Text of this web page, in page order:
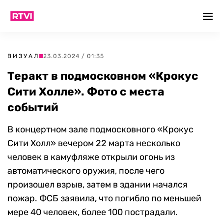
ВИЗУАЛ 23.03.2024 / 01:35
Теракт в подмосковном «Крокус
Сити Холле». Фото с места
событий
В концертном зале подмосковного «Крокус
Сити Холл» вечером 22 марта несколько
человек в камуфляже открыли огонь из
автоматического оружия, после чего
произошел взрыв, затем в здании начался
пожар. ФСБ заявила, что погибло по меньшей
мере 40 человек, более 100 пострадали.